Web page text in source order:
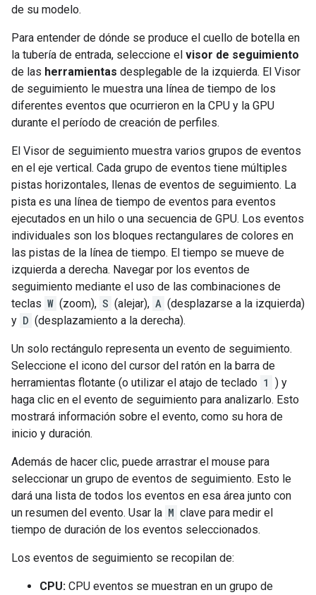
de su modelo.
Para entender de dónde se produce el cuello de botella en
la tubería de entrada, seleccione el visor de seguimiento
de las herramientas desplegable de la izquierda. El Visor
de seguimiento le muestra una línea de tiempo de los
diferentes eventos que ocurrieron en la CPU y la GPU
durante el período de creación de perfiles.
El Visor de seguimiento muestra varios grupos de eventos
en el eje vertical. Cada grupo de eventos tiene múltiples
pistas horizontales, llenas de eventos de seguimiento. La
pista es una línea de tiempo de eventos para eventos
ejecutados en un hilo o una secuencia de GPU. Los eventos
individuales son los bloques rectangulares de colores en
las pistas de la línea de tiempo. El tiempo se mueve de
izquierda a derecha. Navegar por los eventos de
seguimiento mediante el uso de las combinaciones de
teclas W (zoom), S (alejar), A (desplazarse a la izquierda)
y D (desplazamiento a la derecha).
Un solo rectángulo representa un evento de seguimiento.
Seleccione el icono del cursor del ratón en la barra de
herramientas flotante (o utilizar el atajo de teclado 1 ) y
haga clic en el evento de seguimiento para analizarlo. Esto
mostrará información sobre el evento, como su hora de
inicio y duración.
Además de hacer clic, puede arrastrar el mouse para
seleccionar un grupo de eventos de seguimiento. Esto le
dará una lista de todos los eventos en esa área junto con
un resumen del evento. Usar la M clave para medir el
tiempo de duración de los eventos seleccionados.
Los eventos de seguimiento se recopilan de:
CPU: CPU eventos se muestran en un grupo de